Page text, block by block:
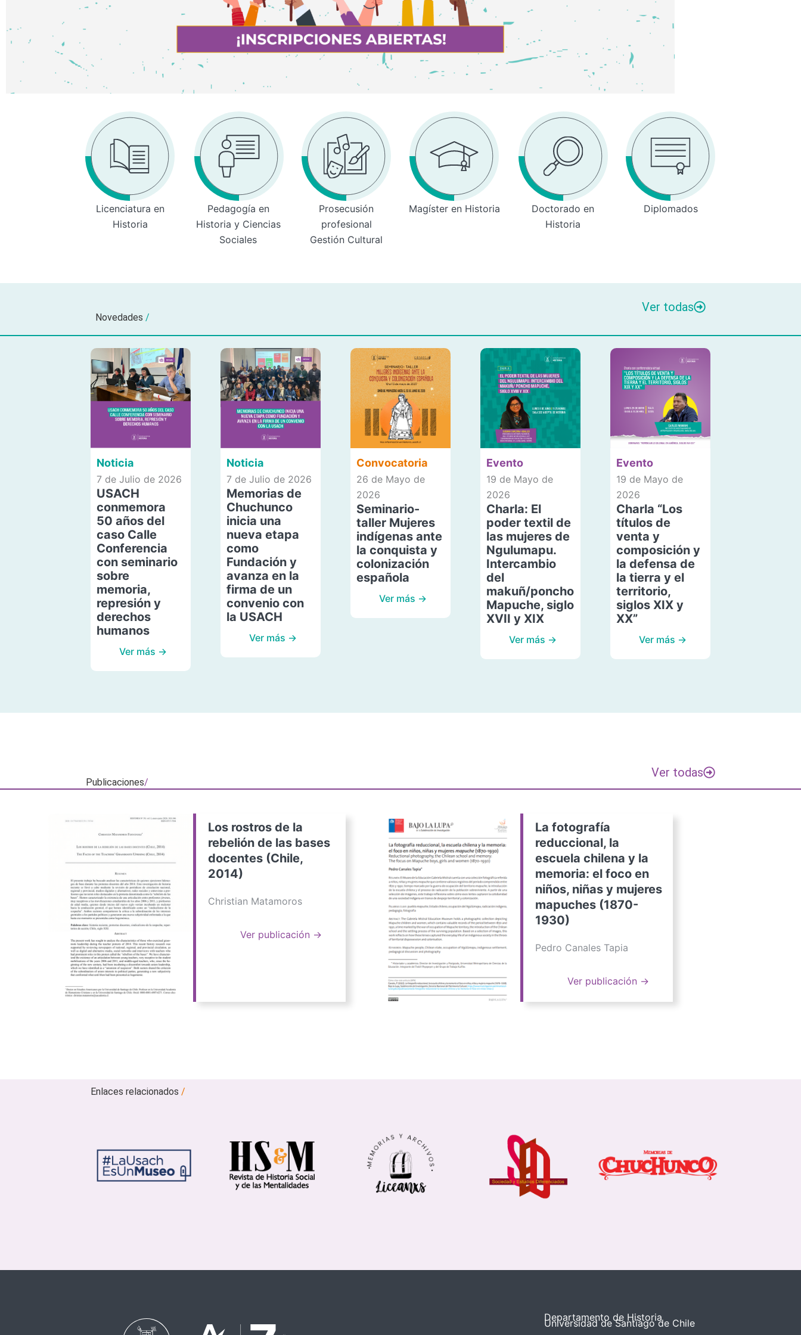
Licenciatura en
Historia
Pedagogía en
Historia y Ciencias
Sociales
Prosecusión
profesional
Gestión Cultural
Magíster en Historia
Doctorado en
Historia
Diplomados
Novedades /
Ver todas
Noticia
7 de Julio de 2026
USACH
conmemora
50 años del
caso Calle
Conferencia
con seminario
sobre
memoria,
represión y
derechos
humanos
Ver más →
Noticia
7 de Julio de 2026
Memorias de
Chuchunco
inicia una
nueva etapa
como
Fundación y
avanza en la
firma de un
convenio con
la USACH
Ver más →
Convocatoria
26 de Mayo de
2026
Seminario-
taller Mujeres
indígenas ante
la conquista y
colonización
española
Ver más →
Evento
19 de Mayo de
2026
Charla: El
poder textil de
las mujeres de
Ngulumapu.
Intercambio
del
makuñ/poncho
Mapuche, siglo
XVII y XIX
Ver más →
Evento
19 de Mayo de
2026
Charla “Los
títulos de
venta y
composición y
la defensa de
la tierra y el
territorio,
siglos XIX y
XX”
Ver más →
Publicaciones/
Ver todas
Los rostros de la
rebelión de las bases
docentes (Chile,
2014)
Christian Matamoros
Ver publicación →
La fotografía
reduccional, la
escuela chilena y la
memoria: el foco en
niños, niñas y mujeres
mapuches (1870-
1930)
Pedro Canales Tapia
Ver publicación →
Enlaces relacionados/
Departamento de Historia
Universidad de Santiago de Chile